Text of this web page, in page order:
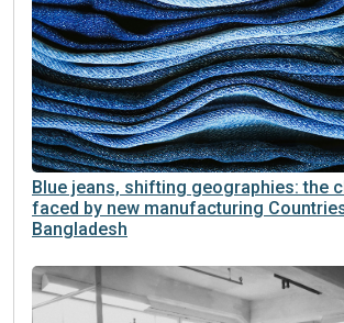
Blue jeans, shifting geographies: the
faced by new manufacturing
Bangladesh